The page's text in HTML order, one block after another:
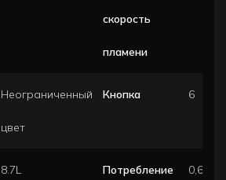
скорость
пламени
Неограниченный
цвет
Кнопка 6
8.7L Потребление 0,6-